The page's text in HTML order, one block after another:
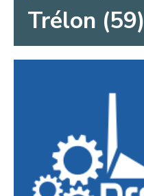
Trélon (59)